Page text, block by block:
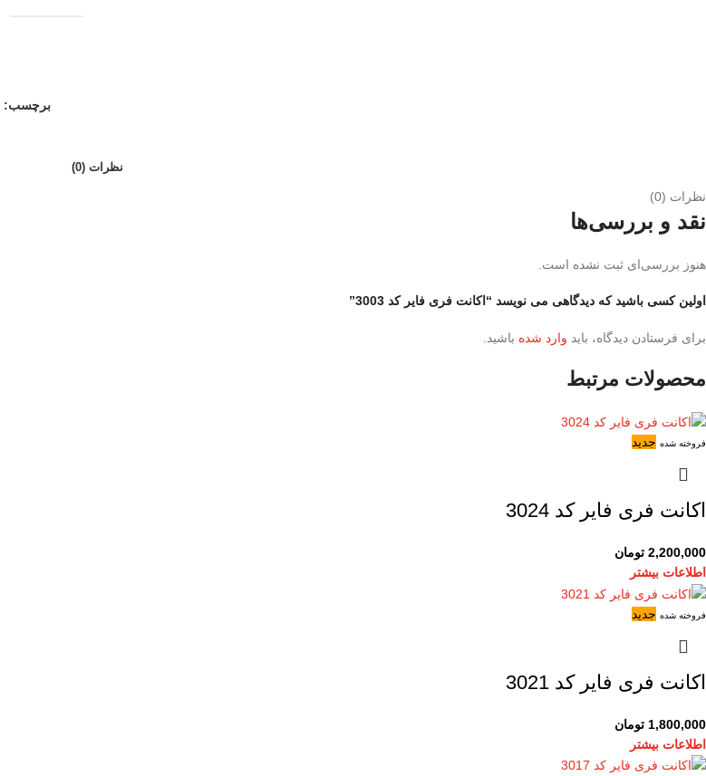
برچسب:
نظرات (0)
نظرات (0)
نقد و بررسی‌ها
هنوز بررسی‌ای ثبت نشده است.
اولین کسی باشید که دیدگاهی می نویسد “اکانت فری فایر کد 3003”
برای فرستادن دیدگاه، باید وارد شده باشید.
محصولات مرتبط
فروخته شده جدید
اکانت فری فایر کد 3024
2,200,000 تومان
اطلاعات بیشتر
فروخته شده جدید
اکانت فری فایر کد 3021
1,800,000 تومان
اطلاعات بیشتر